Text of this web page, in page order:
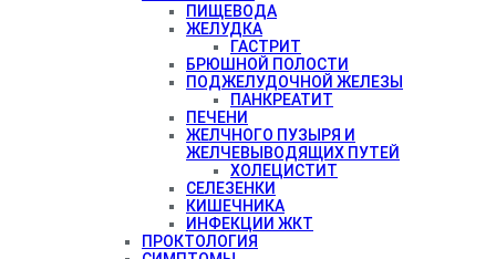
ПИЩЕВОДА
ЖЕЛУДКА
ГАСТРИТ
БРЮШНОЙ ПОЛОСТИ
ПОДЖЕЛУДОЧНОЙ ЖЕЛЕЗЫ
ПАНКРЕАТИТ
ПЕЧЕНИ
ЖЕЛЧНОГО ПУЗЫРЯ И
ЖЕЛЧЕВЫВОДЯЩИХ ПУТЕЙ
ХОЛЕЦИСТИТ
СЕЛЕЗЕНКИ
КИШЕЧНИКА
ИНФЕКЦИИ ЖКТ
ПРОКТОЛОГИЯ